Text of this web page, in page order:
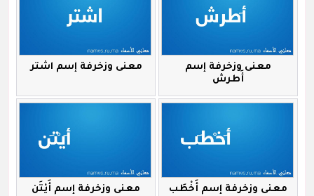
معنى وزخرفة إسم
أَطرش
معنى وزخرفة إسم اشتر
معنى وزخرفة إسم أَخْطَب معنى وزخرفة إسم أَيْتَن